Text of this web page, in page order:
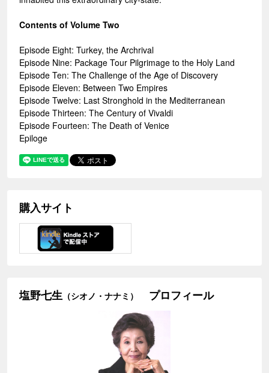
Contents of Volume Two
Episode Eight: Turkey, the Archrival
Episode Nine: Package Tour Pilgrimage to the Holy Land
Episode Ten: The Challenge of the Age of Discovery
Episode Eleven: Between Two Empires
Episode Twelve: Last Stronghold in the Mediterranean
Episode Thirteen: The Century of Vivaldi
Episode Fourteen: The Death of Venice
Epiloge
購入サイト
塩野七生 （シオノ・ナナミ） プロフィール